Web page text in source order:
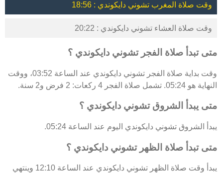
وقت صلاة المغرب تشوني دايكوندي : 18:56
وقت صلاة العشاء تشوني دايكوندي : 20:22
متى تبدأ صلاة الفجر تشوني دايكوندي ؟
وقت بداية صلاة الفجر تشوني دايكوندي عند الساعة 03:52، ووقت
النهاية هو 05:24. تشمل صلاة الفجر 4 ركعات: 2 فرض و2 سنة.
متى يبدأ الشروق تشوني دايكوندي ؟
يبدأ الشروق تشوني دايكوندي اليوم عند الساعة 05:24.
متى تبدأ صلاة الظهر تشوني دايكوندي ؟
يبدأ وقت صلاة الظهر تشوني دايكوندي عند الساعة 12:10 وينتهي